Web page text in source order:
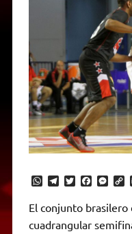
W
t
s
T
l
e
g
T
t
t
F
e
b
M
s
s
e
C
y
L
El conjunto
cuadrangular